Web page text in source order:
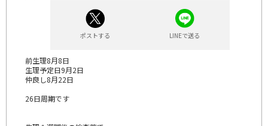
ポストする LINEで送る
前生理8月8日
生理予定日9月2日
仲良し8月22日
26日周期です